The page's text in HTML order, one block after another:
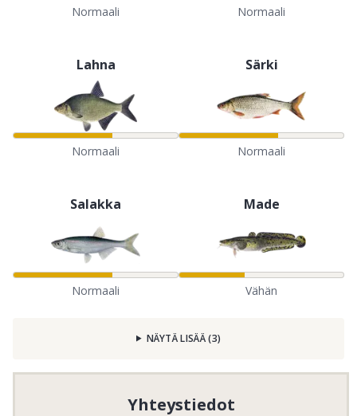
Normaali Normaali
Lahna
Normaali
Särki
Normaali
Salakka
Normaali
Made
Vähän
NÄYTÄ LISÄÄ(3)
Yhteystiedot